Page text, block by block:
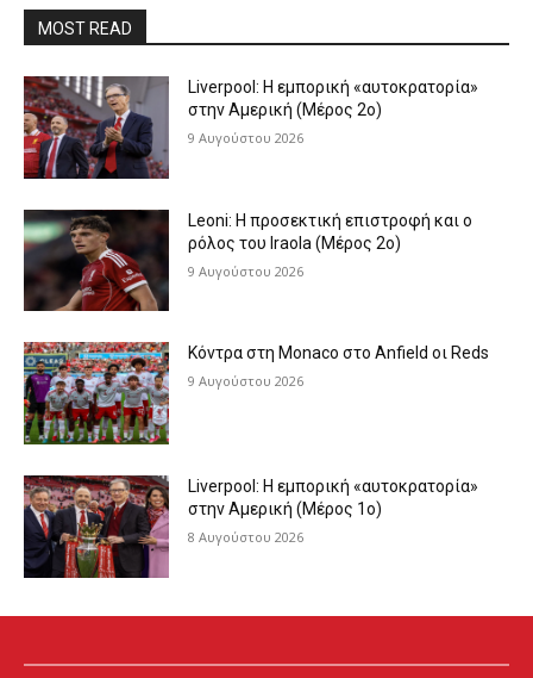
MOST READ
Liverpool: Η εμπορική «αυτοκρατορία»
στην Αμερική (Μέρος 2ο)
9 Αυγούστου 2026
Leoni: Η προσεκτική επιστροφή και ο
ρόλος του Iraola (Μέρος 2ο)
9 Αυγούστου 2026
Κόντρα στη Monaco στο Anfield οι Reds
9 Αυγούστου 2026
Liverpool: Η εμπορική «αυτοκρατορία»
στην Αμερική (Μέρος 1ο)
8 Αυγούστου 2026